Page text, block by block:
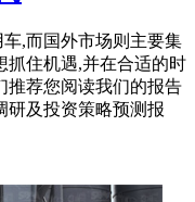
,而国外市场则主要集
抓住机遇,并在合适的时
推荐您阅读我们的报告
研及投资策略预测报